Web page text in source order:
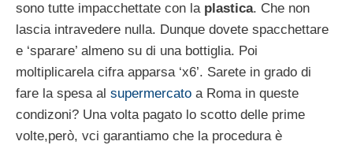
sono tutte impacchettate con la plastica. Che non
lascia intravedere nulla. Dunque dovete spacchettare
e ‘sparare’ almeno su di una bottiglia. Poi
moltiplicarela cifra apparsa ‘x6’. Sarete in grado di
fare la spesa al supermercato a Roma in queste
condizoni? Una volta pagato lo scotto delle prime
volte,però, vci garantiamo che la procedura è